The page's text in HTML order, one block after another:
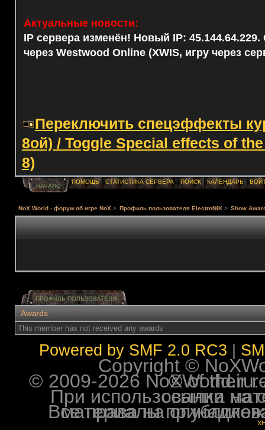
Актуальные новости:
IP сервера изменён! Новый IP: 45.144.64.229.
через Westwood Online (XWIS, игру через
Переключить спецэффекты
8ой) / Toggle Special effects of
8)
НАЧАЛО
ПОМОЩЬ СТАТИСТИКА СЕРВЕРА ПОИСК КАЛЕНДАРЬ
NoX World - форум об игре NoX > Профиль пользователя ElectroNiK > Show
ПРОФИЛЬ ПОЛЬЗОВАТЕЛЯ
Awards
This member has not received any awards
Powered by SMF 2.0 RC3
Copyright ©
© 2009-2026 NoXWorld.ru. All
При использовании
Все права на опубликованные на форуме